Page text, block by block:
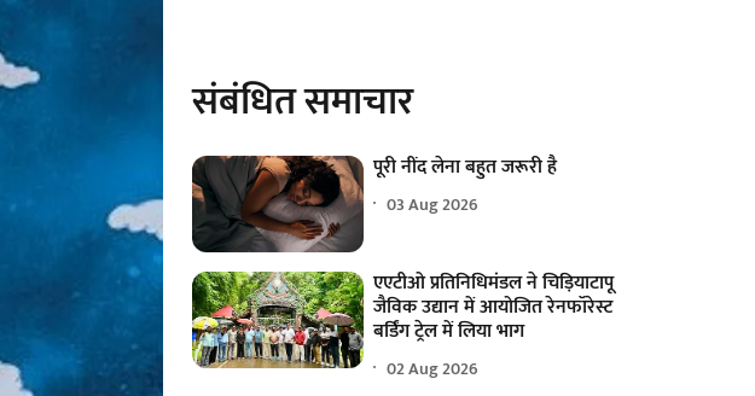
संबंधित समाचार
पूरी नींद लेना बहुत जरूरी है
03 Aug 2026
एएटीओ प्रतिनिधिमंडल ने चिड़ियाटापू
जैविक उद्यान में आयोजित रेनफॉरेस्ट
बर्डिंग ट्रेल में लिया भाग
02 Aug 2026